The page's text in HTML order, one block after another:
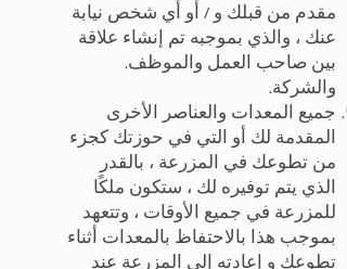
مقدم من قبلك و / أو أي شخص نيابة
عنك ، والذي بموجبه تم إنشاء علاقة
بين صاحب العمل والموظف.
والشركة.
جميع المعدات والعناصر الأخرى
المقدمة لك أو التي في حوزتك كجزء
من تطوعك في المزرعة ، بالقدر
الذي يتم توفيره لك ، ستكون ملكًا
للمزرعة في جميع الأوقات ، وتتعهد
بموجب هذا بالاحتفاظ بالمعدات أثناء
تطوعك و إعادته إلى المزرعة عند